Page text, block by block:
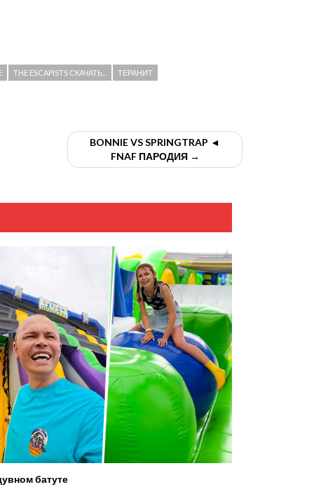
THE ESCAPISTS СКАЧАТЬ... ТЕРАНИТ
BONNIE VS SPRINGTRAP ◄
FNAF ПАРОДИЯ →
батуте